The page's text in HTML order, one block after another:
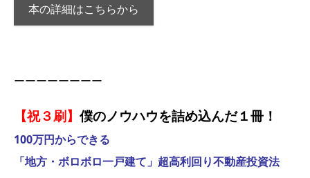
本の詳細はこちらから
ーーーーーーーー
【祝３刷】 僕のノウハウを詰め込んだ１冊！
100万円からできる
「地方・ボロボロ一戸建て」超高利回り不動産投資法